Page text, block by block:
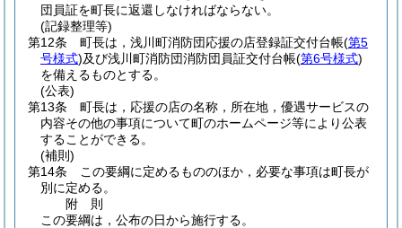
団員証を町長に返還しなければならない。
(記録整理等)
第12条
町長は，浅川町消防団応援の店登録証交付台帳(第5
号様式)及び浅川町消防団消防団員証交付台帳(第6号様式)
を備えるものとする。
(公表)
第13条
町長は，応援の店の名称，所在地，優遇サービスの
内容その他の事項について町のホームページ等により公表
することができる。
(補則)
第14条
この要綱に定めるもののほか，必要な事項は町長が
別に定める。
附 則
この要綱は，公布の日から施行する。